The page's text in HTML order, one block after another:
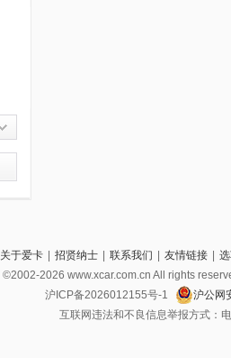
关于爱卡 招贤纳士 联系我们 友情链接
©2002-2026 www.xcar.com.cn All rights
沪ICP备2026012155号-1
沪公网
互联网违法和不良信息举报方式：